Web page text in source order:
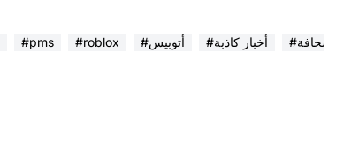
#pms #roblox #أتوبيس #أخبار كاذبة في الصحافة